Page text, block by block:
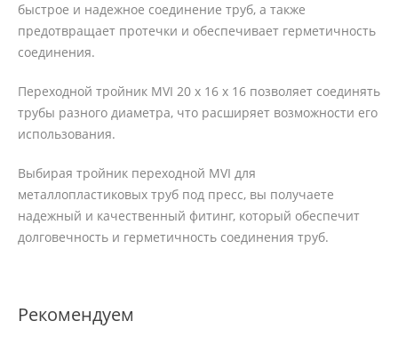
быстрое и надежное соединение труб, а также
предотвращает протечки и обеспечивает герметичность
соединения.
Переходной тройник MVI 20 х 16 х 16 позволяет соединять
трубы разного диаметра, что расширяет возможности его
использования.
Выбирая тройник переходной MVI для
металлопластиковых труб под пресс, вы получаете
надежный и качественный фитинг, который обеспечит
долговечность и герметичность соединения труб.
Рекомендуем